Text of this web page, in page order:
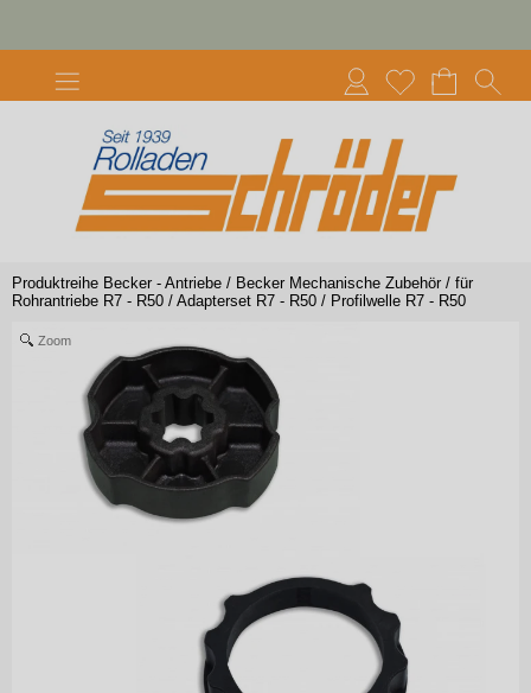
Produktreihe Becker - Antriebe / Becker Mechanische Zubehör / für
Rohrantriebe R7 - R50 / Adapterset R7 - R50 / Profilwelle R7 - R50
Zoom